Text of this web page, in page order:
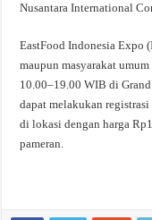
Nusantara International
EastFood Indonesia Expo
maupun masyarakat
10.00–19.00 WIB di
dapat melakukan
di lokasi dengan harga
pameran.